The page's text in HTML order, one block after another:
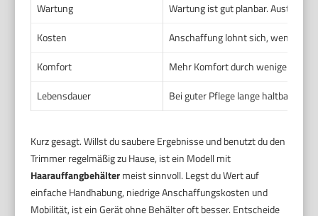
Wartung
Wartung ist gut planbar.
Kosten
Anschaffung lohnt sich, wenn du
Komfort
Mehr Komfort durch weniger
Lebensdauer
Bei guter Pflege lange haltbar.
Kurz gesagt. Willst du saubere Ergebnisse und benutzt du den
Trimmer regelmäßig zu Hause, ist ein Modell mit
Haarauffangbehältermeist sinnvoll. Legst du Wert auf
einfache Handhabung, niedrige Anschaffungskosten und
Mobilität, ist ein Gerät ohne Behälter oft besser. Entscheide